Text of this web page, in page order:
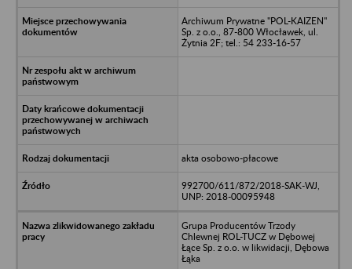
Archiwum Prywatne "POL-KAIZEN"
Sp. z o.o., 87-800 Włocławek, ul.
Żytnia 2F; tel.: 54 233-16-57
akta osobowo-płacowe
992700/611/872/2018-SAK-WJ,
UNP: 2018-00095948
Grupa Producentów Trzody
Chlewnej ROL-TUCZ w Dębowej
Łące Sp. z o.o. w likwidacji, Dębowa
Łąka